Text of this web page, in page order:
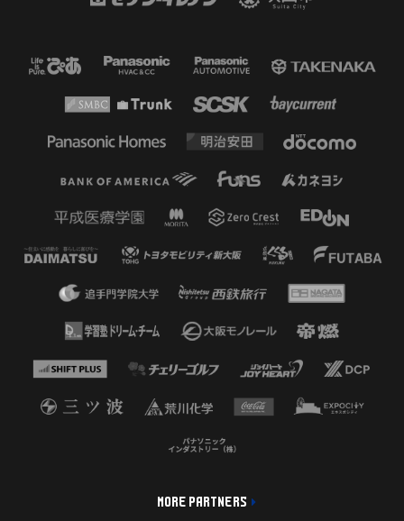
MORE PARTNERS